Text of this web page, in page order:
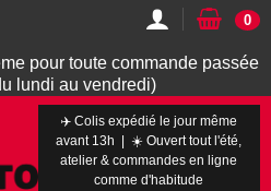
pour toute commande passée
lundi au vendredi)
0
✈️ Colis expédié le jour même
avant 13h | ☀️ Ouvert tout l'été,
atelier & commandes en ligne
comme d'habitude